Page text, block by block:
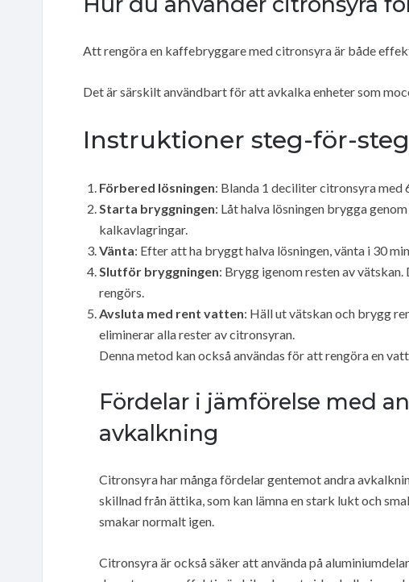
Att rengöra en kaffebryggare med citronsyra är både
Det är särskilt användbart för att avkalka enheter som
Instruktioner steg-för-steg
Förbered lösningen: Blanda 1 deciliter citronsyra
Starta bryggningen: Låt halva lösningen brygga
kalkavlagringar.
Vänta: Efter att ha bryggt halva lösningen, vänta i 30
Slutför bryggningen: Brygg igenom resten av
rengörs.
Avsluta med rent vatten: Häll ut vätskan och brygg
eliminerar alla rester av citronsyran.
Denna metod kan också användas för att rengöra en
Fördelar i jämförelse med
avkalkning
Citronsyra har många fördelar gentemot andra
skillnad från ättika, som kan lämna en stark lukt och
smakar normalt igen.
Citronsyra är också säker att använda på